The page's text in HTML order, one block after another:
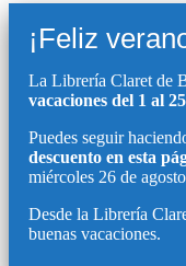
¡Feliz
La Librería Claret de
vacaciones del 1 al
Puedes seguir
descuento en esta
miércoles 26 de
Desde la Librería
buenas vacaciones.